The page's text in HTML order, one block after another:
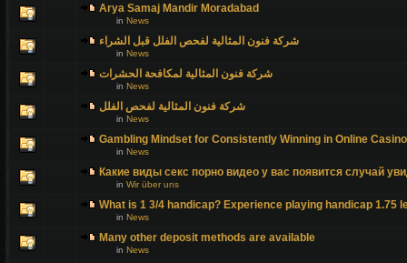
Arya Samaj Mandir Moradabad
in News
شركة فنون المثالية لفحص الفلل قبل الشراء
in News
شركة فنون المثالية لمكافحة الحشرات
in News
شركة فنون المثالية لفحص الفلل
in News
Gambling Mindset for Consistently Winning in Online
in News
Какие виды секс порно видео у вас появится случай
in Wir über uns
What is 1 3/4 handicap? Experience playing handicap 1.75
in News
Many other deposit methods are available
in News